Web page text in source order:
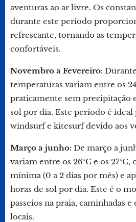
aventuras ao ar livre. Os
durante este período
refrescante, tornando as
confortáveis.
Novembro a Fevereiro:
temperaturas variam entre os
praticamente sem precipitação
sol por dia. Este período é ideal
windsurf e kitesurf devido aos
Março a junho: De março a
variam entre os 26°C e os
mínima (0 a 2 dias por mês) e
horas de sol por dia. Este é o
passeios na praia, caminhadas
locais.